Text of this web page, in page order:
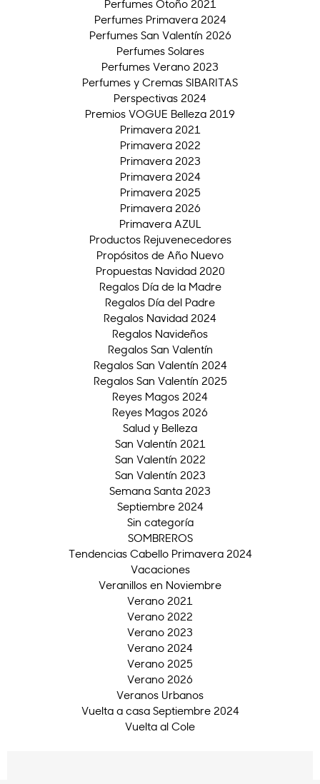
Perfumes Otoño 2021
Perfumes Primavera 2024
Perfumes San Valentín 2026
Perfumes Solares
Perfumes Verano 2023
Perfumes y Cremas SIBARITAS
Perspectivas 2024
Premios VOGUE Belleza 2019
Primavera 2021
Primavera 2022
Primavera 2023
Primavera 2024
Primavera 2025
Primavera 2026
Primavera AZUL
Productos Rejuvenecedores
Propósitos de Año Nuevo
Propuestas Navidad 2020
Regalos Día de la Madre
Regalos Día del Padre
Regalos Navidad 2024
Regalos Navideños
Regalos San Valentín
Regalos San Valentín 2024
Regalos San Valentín 2025
Reyes Magos 2024
Reyes Magos 2026
Salud y Belleza
San Valentín 2021
San Valentín 2022
San Valentín 2023
Semana Santa 2023
Septiembre 2024
Sin categoría
SOMBREROS
Tendencias Cabello Primavera 2024
Vacaciones
Veranillos en Noviembre
Verano 2021
Verano 2022
Verano 2023
Verano 2024
Verano 2025
Verano 2026
Veranos Urbanos
Vuelta a casa Septiembre 2024
Vuelta al Cole